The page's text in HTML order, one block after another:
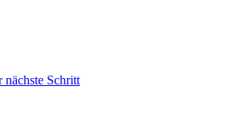
Schritt